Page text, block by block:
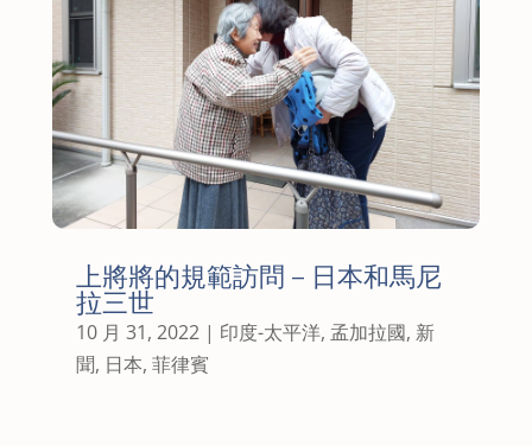
上將將的規範訪問 – 日本和馬尼
拉三世
10 月 31, 2022| 印度-太平洋, 孟加拉國, 新
聞, 日本, 菲律賓